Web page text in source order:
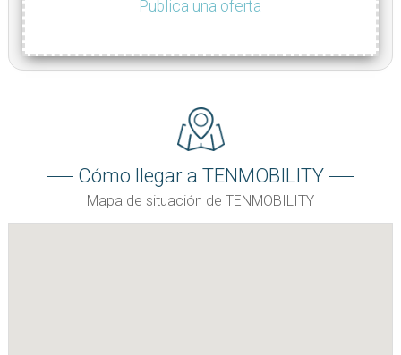
Publica una oferta
Cómo llegar a TENMOBILITY
Mapa de situación de TENMOBILITY